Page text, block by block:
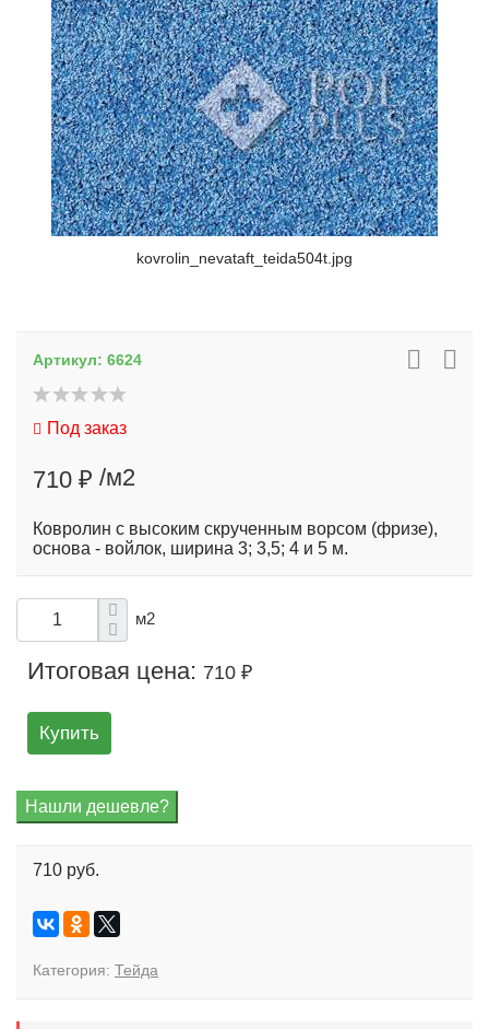
kovrolin_nevataft_teida504t.jpg
Артикул: 6624
Под заказ
710 ₽ /м2
Ковролин с высоким скрученным ворсом (фризе),
основа - войлок, ширина 3; 3,5; 4 и 5 м.
м2
Итоговая цена: 710 ₽
Купить
710 руб.
Категория: Тейда